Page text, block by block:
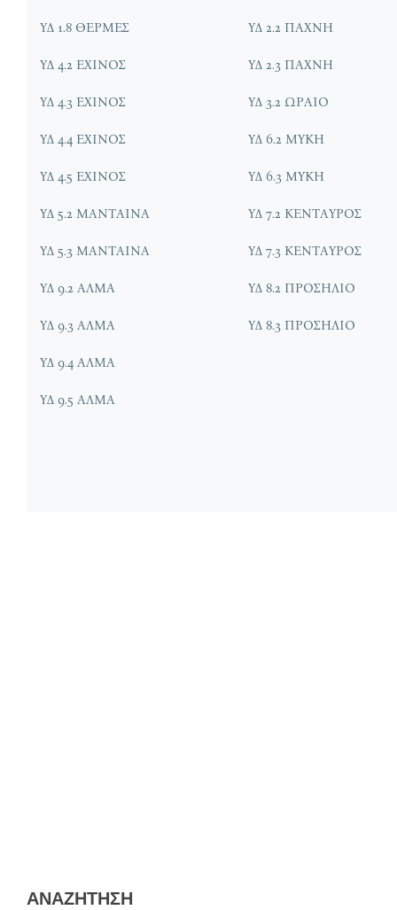
ΥΔ 1.8 ΘΕΡΜΕΣ
ΥΔ 4.2 ΕΧΙΝΟΣ
ΥΔ 4.3 ΕΧΙΝΟΣ
ΥΔ 4.4 ΕΧΙΝΟΣ
ΥΔ 4.5 ΕΧΙΝΟΣ
ΥΔ 5.2 ΜΑΝΤΑΙΝΑ
ΥΔ 5.3 ΜΑΝΤΑΙΝΑ
ΥΔ 9.2 ΑΛΜΑ
ΥΔ 9.3 ΑΛΜΑ
ΥΔ 9.4 ΑΛΜΑ
ΥΔ 9.5 ΑΛΜΑ
ΥΔ 2.2 ΠΑΧΝΗ
ΥΔ 2.3 ΠΑΧΝΗ
ΥΔ 3.2 ΩΡΑΙΟ
ΥΔ 6.2 ΜΥΚΗ
ΥΔ 6.3 ΜΥΚΗ
ΥΔ 7.2 ΚΕΝΤΑΥΡΟΣ
ΥΔ 7.3 ΚΕΝΤΑΥΡΟΣ
ΥΔ 8.2 ΠΡΟΣΗΛΙΟ
ΥΔ 8.3 ΠΡΟΣΗΛΙΟ
ΑΝΑΖΗΤΗΣΗ